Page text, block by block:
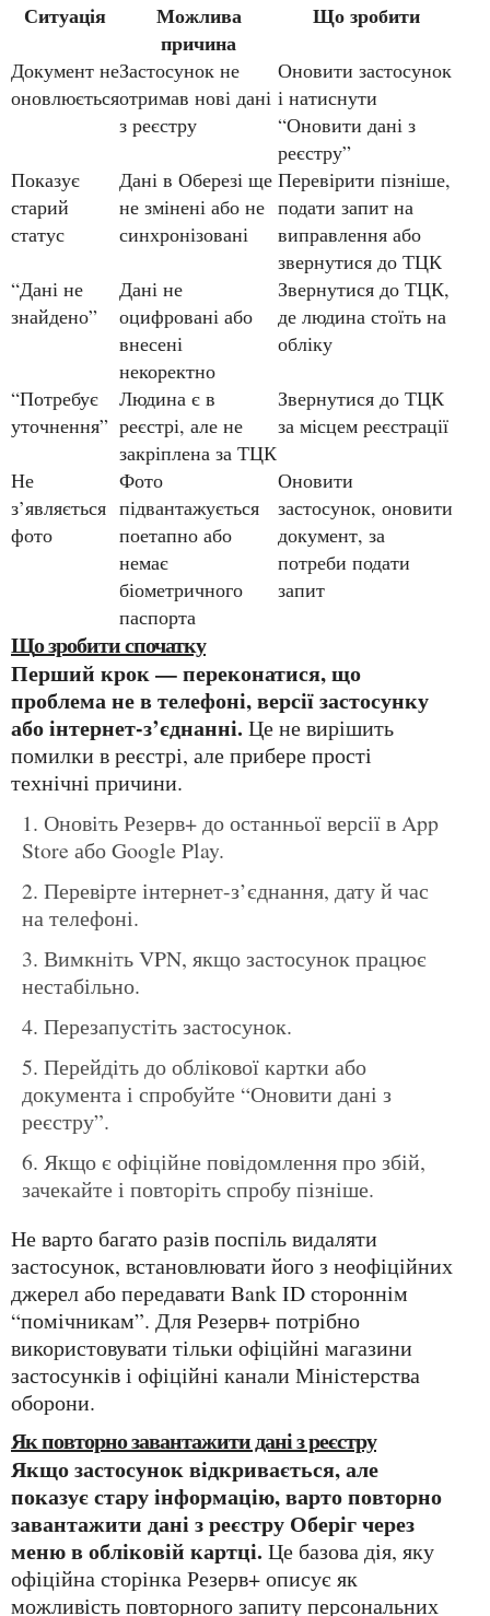
Ситуація
Можлива
причина
Що зробити
Документ не
оновлюється
Застосунок не
отримав нові дані
з реєстру
Оновити застосунок
і натиснути
“Оновити дані з
реєстру”
Показує
старий
статус
Дані в Оберезі ще
не змінені або не
синхронізовані
Перевірити пізніше,
подати запит на
виправлення або
звернутися до ТЦК
“Дані не
знайдено”
Дані не
оцифровані або
внесені
некоректно
Звернутися до ТЦК,
де людина стоїть на
обліку
“Потребує
уточнення”
Людина є в
реєстрі, але не
закріплена за ТЦК
Звернутися до ТЦК
за місцем реєстрації
Не
з’являється
фото
Фото
підвантажується
поетапно або
немає
біометричного
паспорта
Оновити
застосунок, оновити
документ, за
потреби подати
запит
Що зробити спочатку
Перший крок — переконатися, що
проблема не в телефоні, версії застосунку
або інтернет-з’єднанні. Це не вирішить
помилки в реєстрі, але прибере прості
технічні причини.
Оновіть Резерв+ до останньої версії в App
Store або Google Play.
Перевірте інтернет-з’єднання, дату й час
на телефоні.
Вимкніть VPN, якщо застосунок працює
нестабільно.
Перезапустіть застосунок.
Перейдіть до облікової картки або
документа і спробуйте “Оновити дані з
реєстру”.
Якщо є офіційне повідомлення про збій,
зачекайте і повторіть спробу пізніше.
Не варто багато разів поспіль видаляти
застосунок, встановлювати його з неофіційних
джерел або передавати Bank ID стороннім
“помічникам”. Для Резерв+ потрібно
використовувати тільки офіційні магазини
застосунків і офіційні канали Міністерства
оборони.
Як повторно завантажити дані з реєстру
Якщо застосунок відкривається, але
показує стару інформацію, варто повторно
завантажити дані з реєстру Оберіг через
меню в обліковій картці. Це базова дія, яку
офіційна сторінка Резерв+ описує як
можливість повторного запиту персональних